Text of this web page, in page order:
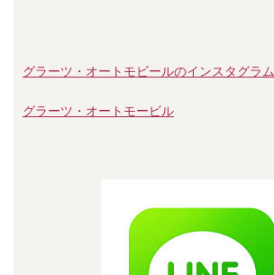
グラーツ・オートモビールのインスタグラム
グラーツ・オートモービル